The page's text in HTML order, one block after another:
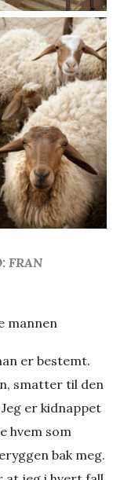
FRAN
mannen
er bestemt.
smatter til den
er kidnappet
hvem som
bak meg.